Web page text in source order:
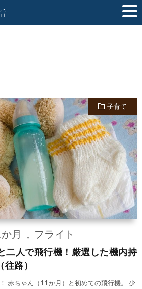
子育て
か月 フライト
二人で飛行機！厳選した機内持
路）
赤ちゃん（11か月）と初めての飛行機。 少